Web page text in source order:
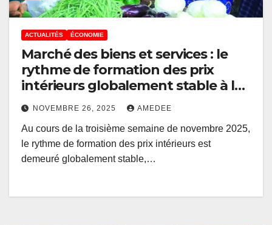
ACTUALITÉS ÉCONOMIE
Marché des biens et services : le
rythme de formation des prix
intérieurs globalement stable à la
3e semaine de novembre 2025 à
0,03 %
NOVEMBRE 26, 2025 AMEDEE
Au cours de la troisième semaine de novembre 2025,
le rythme de formation des prix intérieurs est
demeuré globalement stable,…